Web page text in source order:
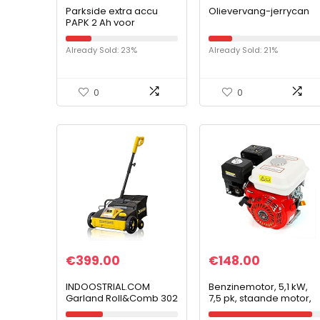
Parkside extra accu
PAPK 2 Ah voor
gereedschap uit de X 12
V familie
Already Sold: 23%
0
Olievervang-jerrycan
Already Sold: 21%
0
€399.00
INDOOSTRIAL.COM
Garland Roll&Comb 302
W
€148.00
Benzinemotor, 5,1 kW,
7,5 pk, staande motor,
kartmotor,